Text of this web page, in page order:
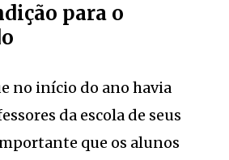
para o
no início do ano havia
da escola de seus
que os alunos